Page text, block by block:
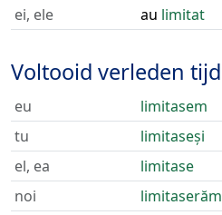
ei, ele
au limitat
Voltooid verleden tijd
eu
limitasem
tu
limitaseși
el, ea
limitase
noi
limitaserăm